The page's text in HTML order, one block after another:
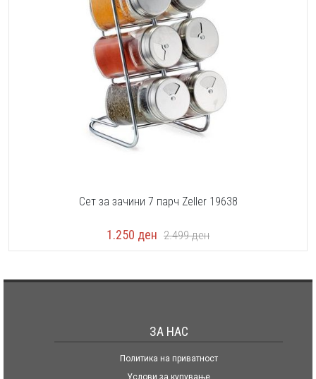
Сет за зачини 7 парч Zeller 19638
1.250 ден 2.499ден
ЗА НАС
Политика на приватност